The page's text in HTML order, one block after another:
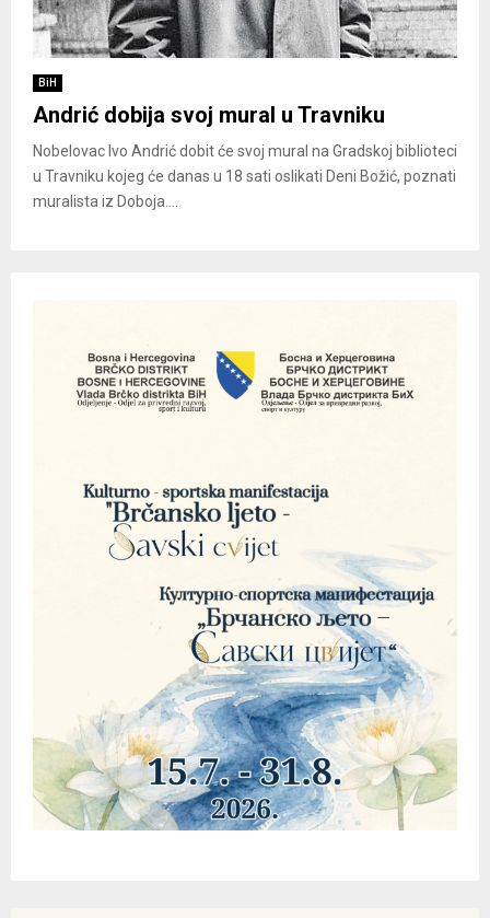
BiH
Andrić dobija svoj mural u Travniku
Nobelovac Ivo Andrić dobit će svoj mural na Gradskoj biblioteci
u Travniku kojeg će danas u 18 sati oslikati Deni Božić, poznati
muralista iz Doboja....